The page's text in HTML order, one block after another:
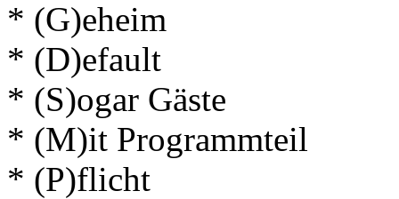
* (G)eheim
* (D)efault
* (S)ogar Gäste
* (M)it Programmteil
* (P)flicht